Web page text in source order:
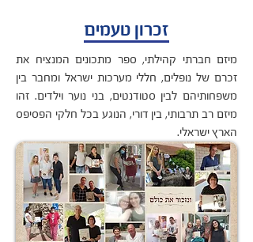
זכרון טעמים
מיזם חברתי קהילתי, ספר מתכונים המנציח את
זכרם של נופלים, חללי מערכות ישראל ומחבר בין
משפחותיהם לבין סטודנטים, בני נוער וילדים. זהו
מיזם רב תרבותי, בין דורי, הנוגע בכל חלקי הפסיפס
הארץ ישראלי.